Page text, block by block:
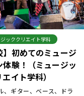
ッククリエイト学科
】初めてのミュージ
体験！（ミュージッ
イト学科）
、ギター、ベース、ドラ